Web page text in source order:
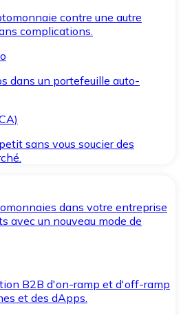
contre une autre
complications.
dans un portefeuille auto-
sans vous soucier des
dans votre entreprise
avec un nouveau mode de
B2B d'on-ramp et d'off-ramp
et des dApps.